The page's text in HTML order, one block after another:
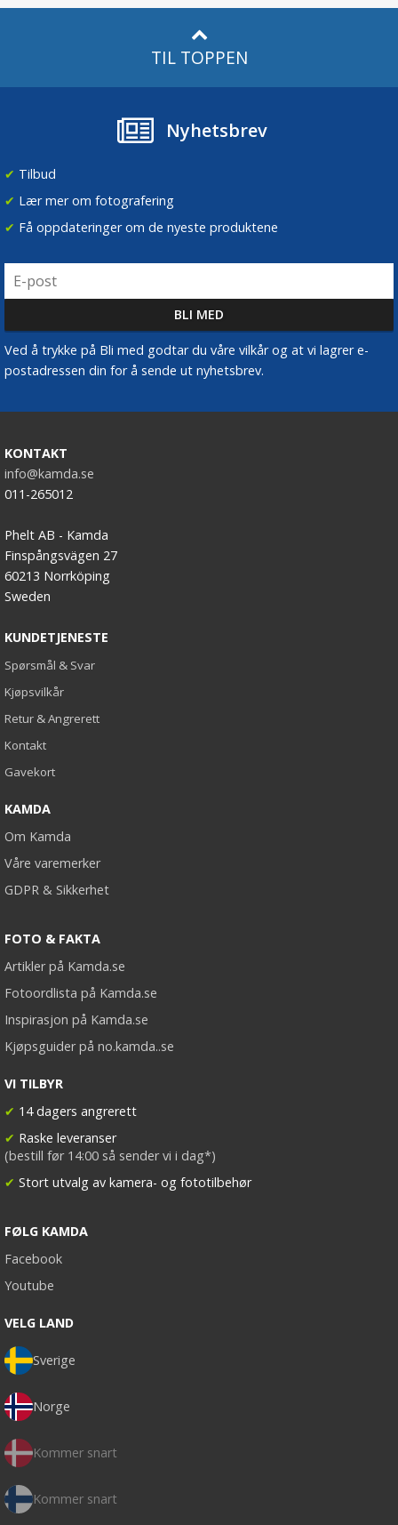
TIL TOPPEN
Nyhetsbrev
✔ Tilbud
✔ Lær mer om fotografering
✔ Få oppdateringer om de nyeste produktene
Ved å trykke på Bli med godtar du våre vilkår og at vi lagrer e-
postadressen din for å sende ut nyhetsbrev.
KONTAKT
info@kamda.se
011-265012
Phelt AB - Kamda
Finspångsvägen 27
60213 Norrköping
Sweden
KUNDETJENESTE
Spørsmål & Svar
Kjøpsvilkår
Retur & Angrerett
Kontakt
Gavekort
KAMDA
Om Kamda
Våre varemerker
GDPR & Sikkerhet
FOTO & FAKTA
Artikler på Kamda.se
Fotoordlista på Kamda.se
Inspirasjon på Kamda.se
Kjøpsguider på no.kamda..se
VI TILBYR
✔ 14 dagers angrerett
✔ Raske leveranser
(bestill før 14:00 så sender vi i dag*)
✔ Stort utvalg av kamera- og fototilbehør
FØLG KAMDA
Facebook
Youtube
VELG LAND
Sverige
Norge
Kommer snart
Kommer snart